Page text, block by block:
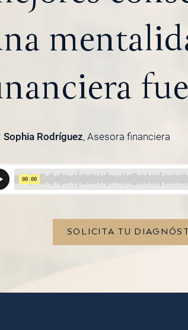
Sophia Rodríguez, Asesora financiera
SOLICITA TU